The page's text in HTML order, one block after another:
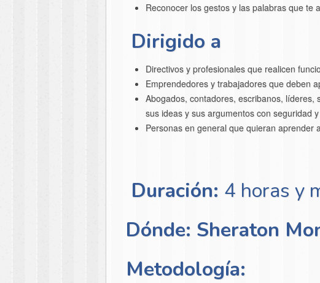
Reconocer los gestos y las palabras que te
Dirigido a
Directivos y profesionales que realicen
Emprendedores y trabajadores que deben
Abogados, contadores, escribanos,
sus ideas y sus argumentos con seguridad
Personas en general que quieran aprender
Duración: 4 horas y
Dónde: Sheraton
Metodología: